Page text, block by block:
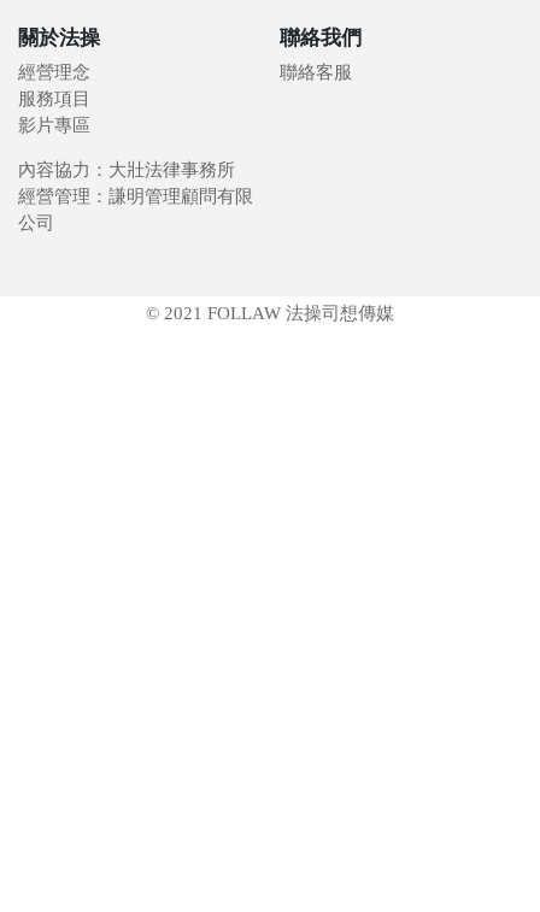
關於法操
經營理念
服務項目
影片專區
聯絡我們
聯絡客服
內容協力：大壯法律事務所
經營管理：謙明管理顧問有限
公司
© 2021 FOLLAW 法操司想傳媒